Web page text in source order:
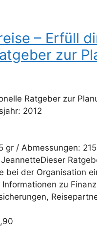
– Erfüll
zur
Ratgeber zur
2012
gr / Abmessungen:
bei der Organisation
zu